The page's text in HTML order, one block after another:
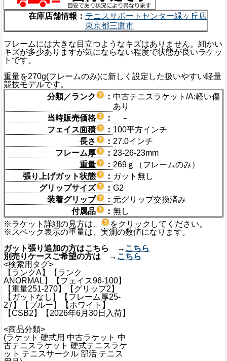
在庫店舗情報： テニスサポートセンター緑ヶ丘店
東京都三鷹市
フレームには大きな目立つようなキズはありません。細かい
キズが多少ありますが気にならない程度で状態が良いラケッ
トです。
重量を270g(フレームのみ)に新しく設定した扱いやすい軽量
競技モデルです。
分類／ランク
： 中古テニスラケット/A:軽い傷
あり
当時販売価格
：
－
フェイス面積
： 100平方インチ
長さ
： 27.0インチ
フレーム厚
： 23-26-23mm
重量
： 269ｇ（フレームのみ）
張り上げガット状態
： ガット無し
グリップサイズ
： G2
装着グリップ
： 元グリップ交換済み
付属品
： 無し
※ラケット詳細の見方は、
をクリックしてください。
※スペック表示の重量は、実測の数値になります。
ガット張り追加の方はこちら → こちら
別売りケースご希望の方は → こちら
<検索用タグ>
【ランクA】【ランク
ANORMAL】【フェイス96-100】
【重量251-270】【グリップ2】
【ガットなし】【フレーム厚25-
27】【ブルー】【ホワイト】
【CSB2】【2026年6月30日入荷】
<商品分類>
(ラケット 硬式用 中古ラケット 中
古テニスラケット 硬式テニスラケ
ット テニスサークル 部活 テニス